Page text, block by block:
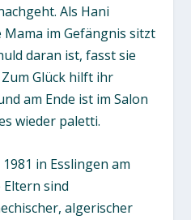
Als Hani
im Gefängnis sitzt
daran ist, fasst sie
Glück hilft ihr
am Ende ist im Salon
wieder paletti.
in Esslingen am
Eltern sind
algerischer